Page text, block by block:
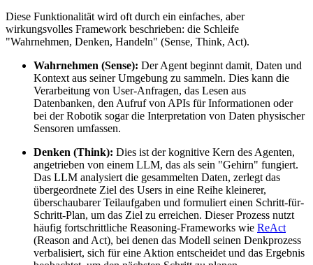
Diese Funktionalität wird oft durch ein einfaches, aber
wirkungsvolles Framework beschrieben: die Schleife
"Wahrnehmen, Denken, Handeln" (Sense, Think, Act).
Wahrnehmen (Sense): Der Agent beginnt damit, Daten und
Kontext aus seiner Umgebung zu sammeln. Dies kann die
Verarbeitung von User-Anfragen, das Lesen aus
Datenbanken, den Aufruf von APIs für Informationen oder
bei der Robotik sogar die Interpretation von Daten physischer
Sensoren umfassen.
Denken (Think): Dies ist der kognitive Kern des Agenten,
angetrieben von einem LLM, das als sein "Gehirn" fungiert.
Das LLM analysiert die gesammelten Daten, zerlegt das
übergeordnete Ziel des Users in eine Reihe kleinerer,
überschaubarer Teilaufgaben und formuliert einen Schritt-für-
Schritt-Plan, um das Ziel zu erreichen. Dieser Prozess nutzt
häufig fortschrittliche Reasoning-Frameworks wie ReAct
(Reason and Act), bei denen das Modell seinen Denkprozess
verbalisiert, sich für eine Aktion entscheidet und das Ergebnis